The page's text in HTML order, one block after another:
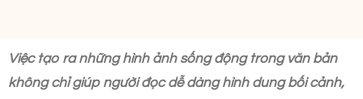
Việc tạo ra những hình ảnh sống động trong văn bản
không chỉ giúp người đọc dễ dàng hình dung bối cảnh,